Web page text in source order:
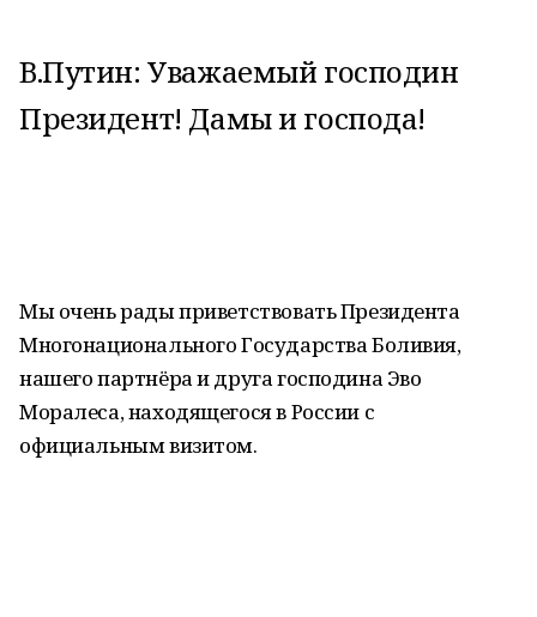
В.Путин: Уважаемый господин
Президент! Дамы и господа!
Мы очень рады приветствовать Президента
Многонационального Государства Боливия,
нашего партнёра и друга господина Эво
Моралеса, находящегося в России с
официальным визитом.